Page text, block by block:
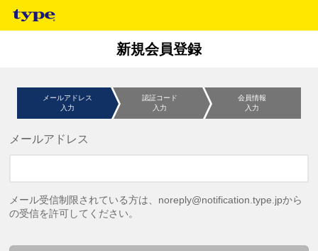
新規会員登録
メールアドレス
入力
認証コード
入力
会員情報
入力
メールアドレス
メール受信制限されている方は、noreply@notification.type.jpから
の受信を許可してください。